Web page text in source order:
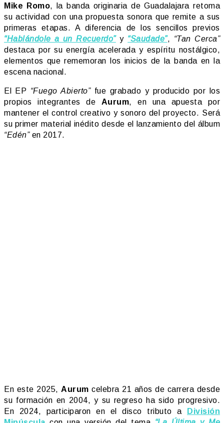
Mike Romo, la banda originaria de Guadalajara retoma
su actividad con una propuesta sonora que remite a sus
primeras etapas. A diferencia de los sencillos previos
“Hablándole a un Recuerdo”y “Saudade”, “Tan Cerca”
destaca por su energía acelerada y espíritu nostálgico,
elementos que rememoran los inicios de la banda en la
escena nacional.
El EP “Fuego Abierto”fue grabado y producido por los
propios integrantes de Aurum, en una apuesta por
mantener el control creativo y sonoro del proyecto. Será
su primer material inédito desde el lanzamiento del álbum
“Edén”en 2017.
En este 2025, Aurum celebra 21 años de carrera desde
su formación en 2004, y su regreso ha sido progresivo.
En 2024, participaron en el disco tributo a
División